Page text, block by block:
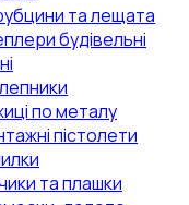
та лещата
будівельні
по металу
пістолети
та плашки